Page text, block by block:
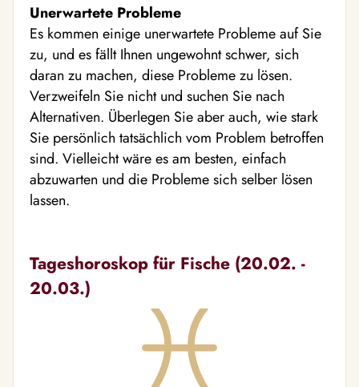
Unerwartete Probleme
Es kommen einige unerwartete Probleme auf Sie
zu, und es fällt Ihnen ungewohnt schwer, sich
daran zu machen, diese Probleme zu lösen.
Verzweifeln Sie nicht und suchen Sie nach
Alternativen. Überlegen Sie aber auch, wie stark
Sie persönlich tatsächlich vom Problem betroffen
sind. Vielleicht wäre es am besten, einfach
abzuwarten und die Probleme sich selber lösen
lassen.
Tageshoroskop für Fische (20.02. -
20.03.)